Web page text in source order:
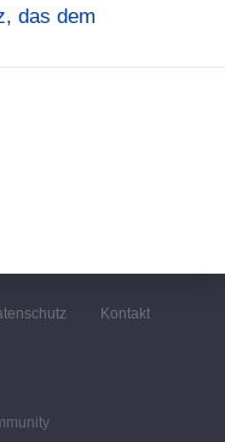
das dem
Kontakt